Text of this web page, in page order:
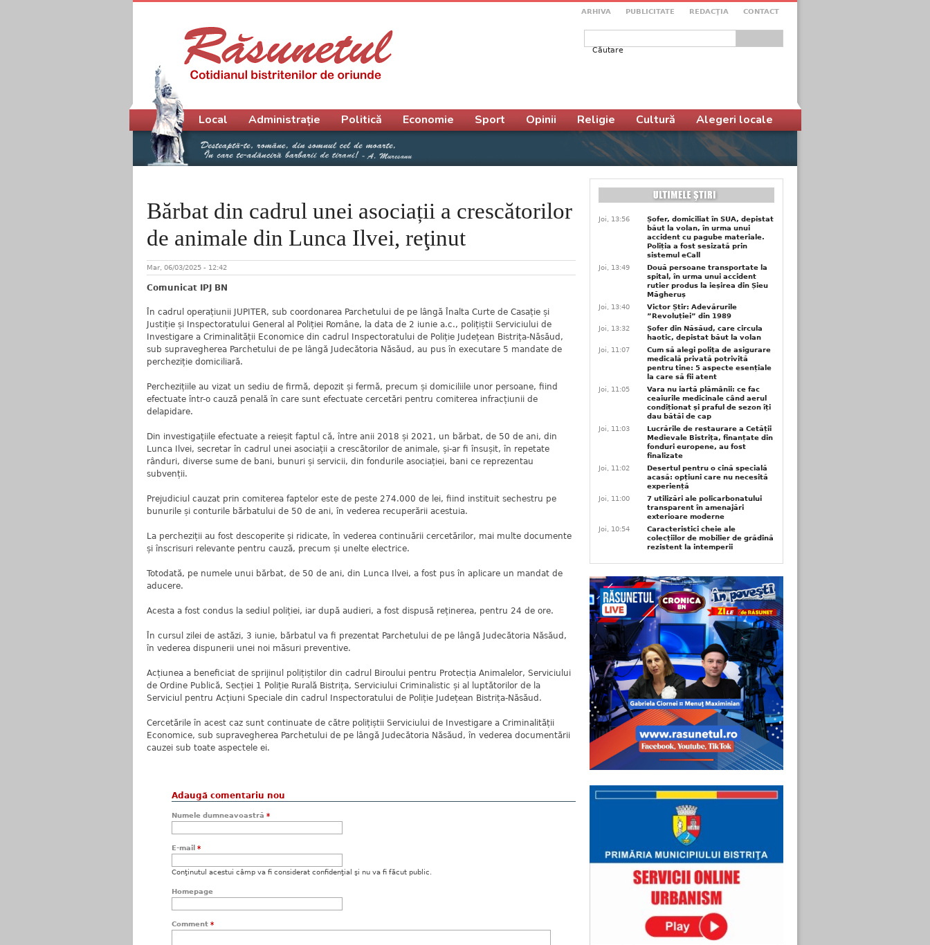
ARHIVA PUBLICITATE REDACŢIA CONTACT
Formular de căutare
Bărbat din cadrul unei asociații a crescătorilor
de animale din Lunca Ilvei, reţinut
Mar, 06/03/2025 - 12:42
Comunicat IPJ BN
În cadrul operațiunii JUPITER, sub coordonarea Parchetului de pe lângă Înalta Curte de Casație și
Justiție și Inspectoratului General al Poliției Române, la data de 2 iunie a.c., polițiștii Serviciului de
Investigare a Criminalității Economice din cadrul Inspectoratului de Poliție Județean Bistrița-Năsăud,
sub supravegherea Parchetului de pe lângă Judecătoria Năsăud, au pus în executare 5 mandate de
percheziție domiciliară.
Perchezițiile au vizat un sediu de firmă, depozit și fermă, precum și domiciliile unor persoane, fiind
efectuate într-o cauză penală în care sunt efectuate cercetări pentru comiterea infracțiunii de
delapidare.
Din investigațiile efectuate a reieșit faptul că, între anii 2018 și 2021, un bărbat, de 50 de ani, din
Lunca Ilvei, secretar în cadrul unei asociații a crescătorilor de animale, și-ar fi însușit, în repetate
rânduri, diverse sume de bani, bunuri și servicii, din fondurile asociației, bani ce reprezentau
subvenții.
Prejudiciul cauzat prin comiterea faptelor este de peste 274.000 de lei, fiind instituit sechestru pe
bunurile și conturile bărbatului de 50 de ani, în vederea recuperării acestuia.
La percheziții au fost descoperite și ridicate, în vederea continuării cercetărilor, mai multe documente
și înscrisuri relevante pentru cauză, precum și unelte electrice.
Totodată, pe numele unui bărbat, de 50 de ani, din Lunca Ilvei, a fost pus în aplicare un mandat de
aducere.
Acesta a fost condus la sediul poliției, iar după audieri, a fost dispusă reținerea, pentru 24 de ore.
În cursul zilei de astăzi, 3 iunie, bărbatul va fi prezentat Parchetului de pe lângă Judecătoria Năsăud,
în vederea dispunerii unei noi măsuri preventive.
Acțiunea a beneficiat de sprijinul polițiștilor din cadrul Biroului pentru Protecția Animalelor, Serviciului
de Ordine Publică, Secției 1 Poliție Rurală Bistrița, Serviciului Criminalistic și al luptătorilor de la
Serviciul pentru Acțiuni Speciale din cadrul Inspectoratului de Poliție Județean Bistrița-Năsăud.
Cercetările în acest caz sunt continuate de către polițiștii Serviciului de Investigare a Criminalității
Economice, sub supravegherea Parchetului de pe lângă Judecătoria Năsăud, în vederea documentării
cauzei sub toate aspectele ei.
Adaugă comentariu nou
Numele dumneavoastră *
E-mail *
Conţinutul acestui câmp va fi considerat confidenţial şi nu va fi făcut public.
Homepage
Comment *
Meniu principal
Local Administrație Politică Economie Sport Opinii Religie Cultură Alegeri locale
Joi, 13:56
Șofer, domiciliat în SUA, depistat
băut la volan, în urma unui
accident cu pagube materiale.
Poliția a fost sesizată prin
sistemul eCall
Joi, 13:49
Două persoane transportate la
spital, în urma unui accident
rutier produs la ieșirea din Șieu
Măgheruș
Joi, 13:40
Victor Știr: Adevărurile
”Revoluției” din 1989
Joi, 13:32
Șofer din Năsăud, care circula
haotic, depistat băut la volan
Joi, 11:07
Cum să alegi polița de asigurare
medicală privată potrivită
pentru tine: 5 aspecte esențiale
la care să fii atent
Joi, 11:05
Vara nu iartă plămânii: ce fac
ceaiurile medicinale când aerul
condiționat și praful de sezon îți
dau bătăi de cap
Joi, 11:03
Lucrările de restaurare a Cetății
Medievale Bistrița, finanțate din
fonduri europene, au fost
finalizate
Joi, 11:02
Desertul pentru o cină specială
acasă: opțiuni care nu necesită
experiență
Joi, 11:00
7 utilizări ale policarbonatului
transparent în amenajări
exterioare moderne
Joi, 10:54
Caracteristici cheie ale
colecțiilor de mobilier de grădină
rezistent la intemperii